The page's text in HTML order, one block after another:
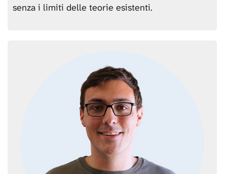
senza i limiti delle teorie esistenti.